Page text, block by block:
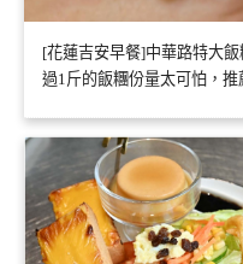
[花蓮吉安早餐]中華路特大
過1斤的飯糰份量太可怕，推